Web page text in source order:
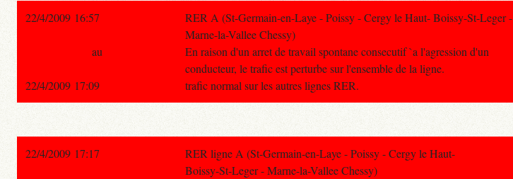
22/4/2009 16:57
RER A (St-Germain-en-Laye - Poissy - Cergy le Haut- Boissy-St-Leger -
Marne-la-Vallee Chessy)
En raison d'un arret de travail spontane consecutif `a l'agression d'un
conducteur, le trafic est perturbe sur l'ensemble de la ligne.
trafic normal sur les autres lignes RER.
au
22/4/2009 17:09
22/4/2009 17:17
RER ligne A (St-Germain-en-Laye - Poissy - Cergy le Haut-
Boissy-St-Leger - Marne-la-Vallee Chessy)